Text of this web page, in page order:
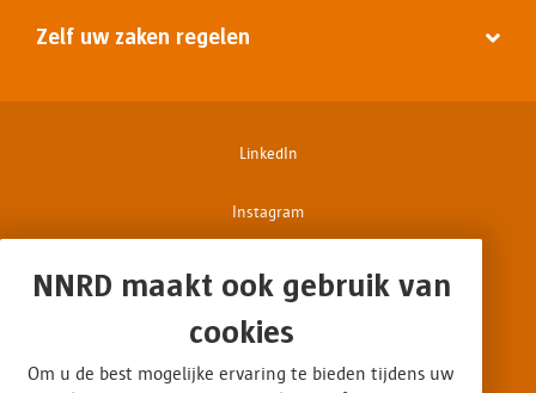
Zelf uw zaken regelen
LinkedIn
Instagram
Facebook
Disclaimer
Privacy & cookies
NNRD maakt ook gebruik van
cookies
Om u de best mogelijke ervaring te bieden tijdens uw